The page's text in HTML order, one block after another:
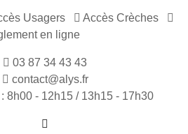
Usagers
Accès Crèches
en ligne
03 87 34 43 43
contact@alys.fr
8h00 - 12h15 / 13h15 - 17h30